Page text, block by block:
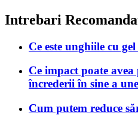
Intrebari
Ce este unghiile cu
Ce impact poate
încrederii în sine a
Cum putem reduce